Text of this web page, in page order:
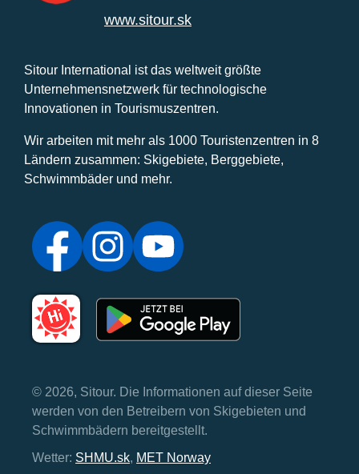
www.sitour.sk
Sitour International ist das weltweit größte
Unternehmensnetzwerk für technologische
Innovationen in Tourismuszentren.
Wir arbeiten mit mehr als 1000 Touristenzentren in 8
Ländern zusammen: Skigebiete, Berggebiete,
Schwimmbäder und mehr.
© 2026, Sitour. Die Informationen auf dieser Seite
werden von den Betreibern von Skigebieten und
Schwimmbädern bereitgestellt.
Wetter: SHMU.sk, MET Norway